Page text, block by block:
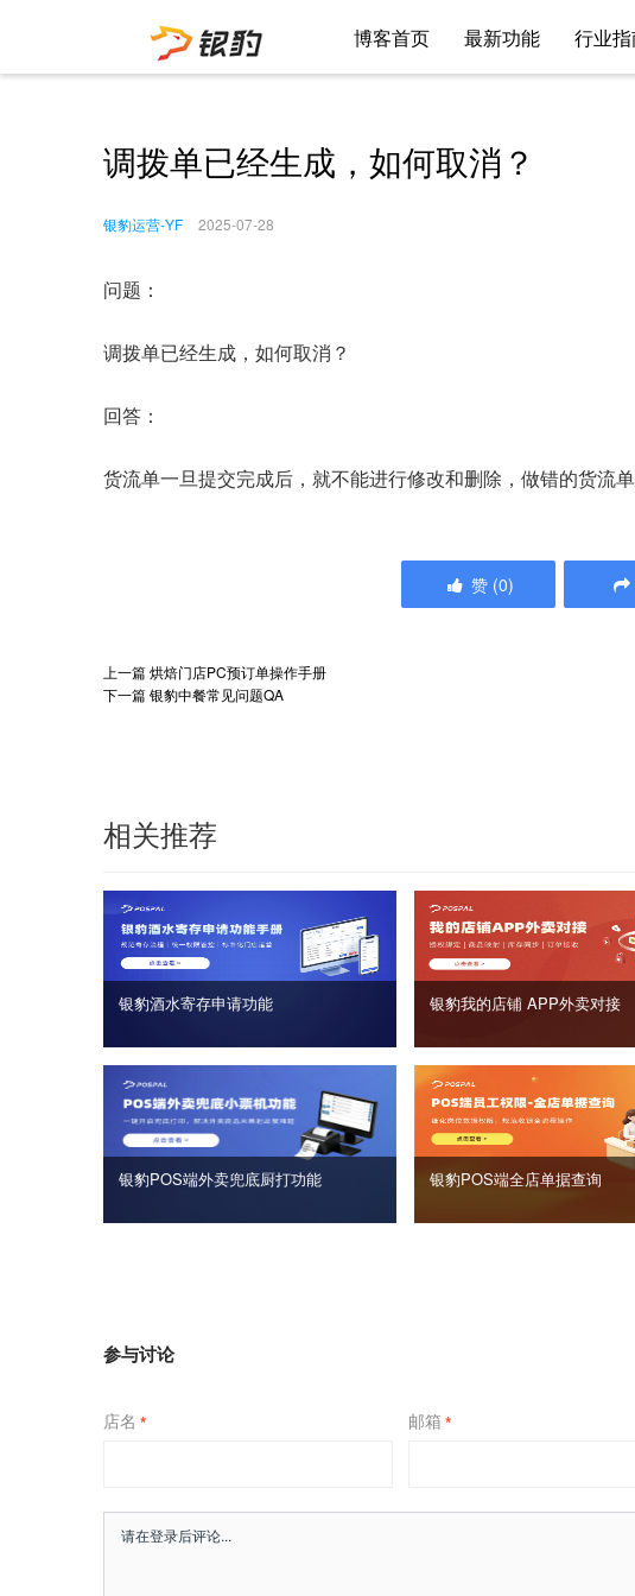
博客首页 最新功能 行业
调拨单已经生成，如何取消？
银豹运营-YF 2025-07-28
问题：
调拨单已经生成，如何取消？
回答：
货流单一旦提交完成后，就不能进行修改和删除，做错的货流
赞 (0)
上一篇烘焙门店PC预订单操作手册
下一篇银豹中餐常见问题QA
相关推荐
银豹酒水寄存申请功能 银豹我的店铺 APP外卖对接
银豹POS端外卖兜底厨打功能 银豹POS端全店单据查询
参与讨论
店名 * 邮箱 *